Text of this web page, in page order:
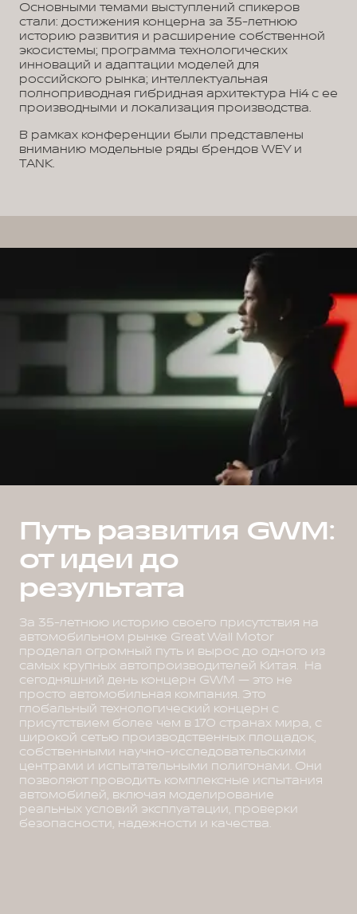
Основными темами выступлений спикеров
стали: достижения концерна за 35-летнюю
историю развития и расширение собственной
экосистемы; программа технологических
инноваций и адаптации моделей для
российского рынка; интеллектуальная
полноприводная гибридная архитектура Hi4 с ее
производными и локализация производства.
В рамках конференции были представлены
вниманию модельные ряды брендов WEY и
TANK.
Путь развития GWM:
от идеи до
результата
За 35-летнюю историю своего присутствия на
автомобильном рынке Great Wall Motor
проделал огромный путь и вырос до одного из
самых крупных автопроизводителей Китая. На
сегодняшний день концерн GWM — это не
просто автомобильная компания. Это
глобальный технологический концерн с
присутствием более чем в 170 странах мира, с
широкой сетью производственных площадок,
собственными научно-исследовательскими
центрами и испытательными полигонами. Они
позволяют проводить комплексные испытания
автомобилей, включая моделирование
реальных условий эксплуатации, проверки
безопасности, надежности и качества.